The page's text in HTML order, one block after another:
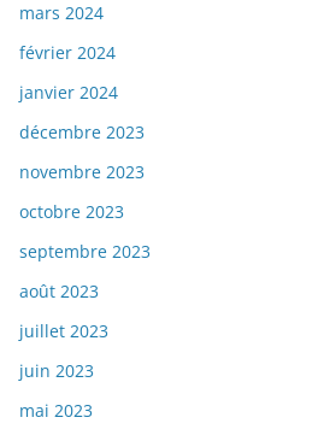
mars 2024
février 2024
janvier 2024
décembre 2023
novembre 2023
octobre 2023
septembre 2023
août 2023
juillet 2023
juin 2023
mai 2023